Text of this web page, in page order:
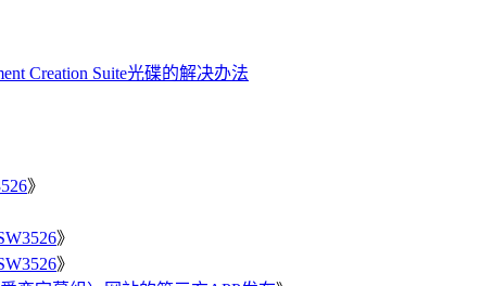
Creation Suite光碟的解决办法
》
》
》